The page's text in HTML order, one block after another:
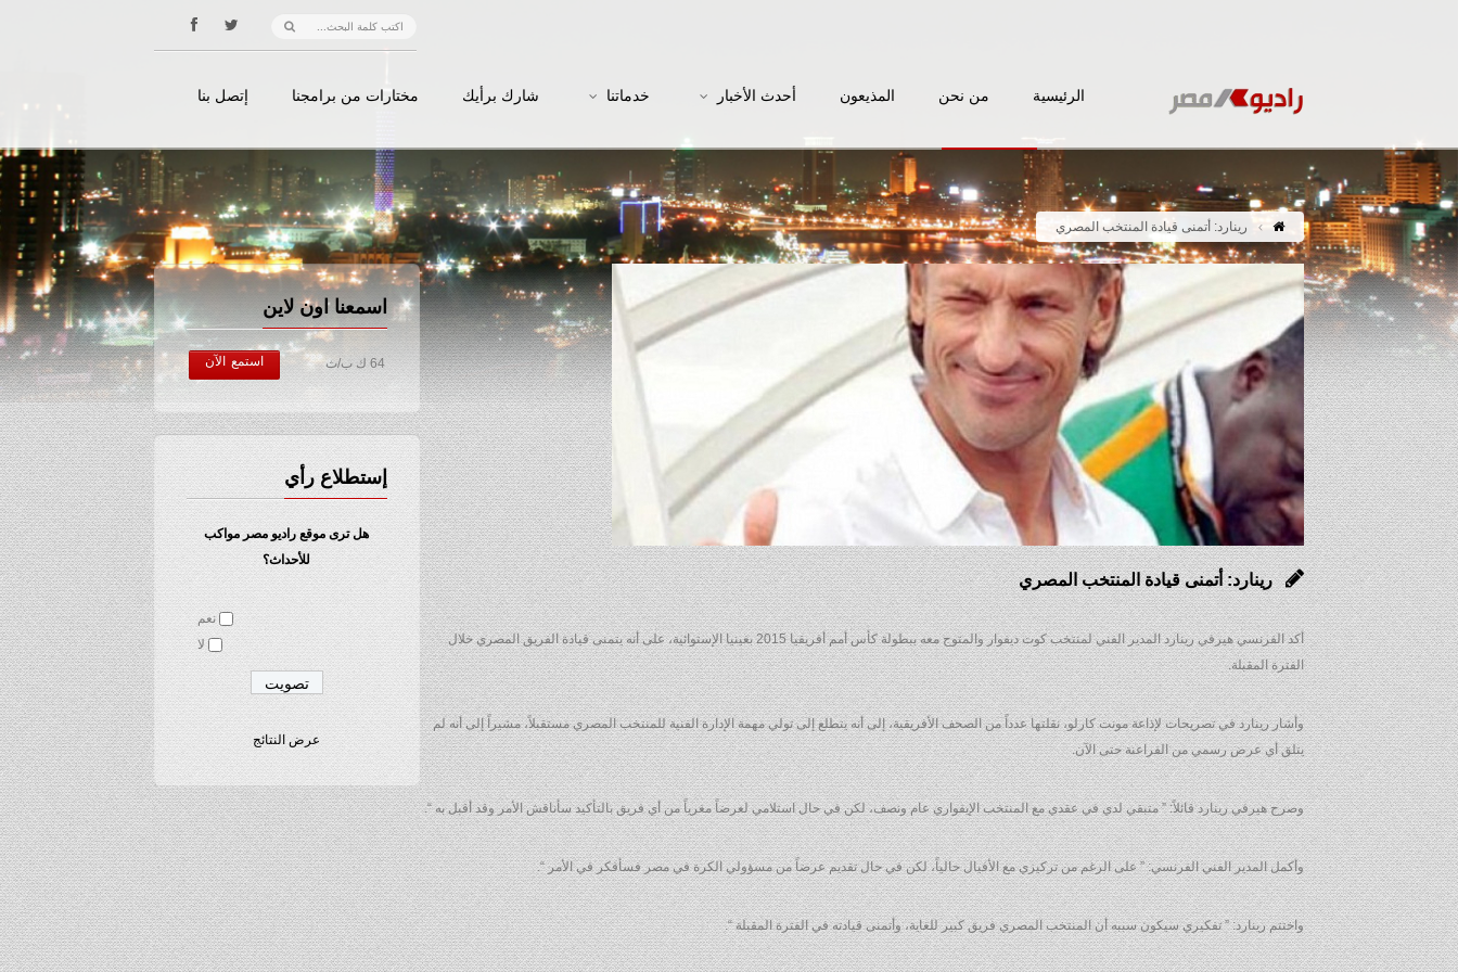
الرئيسية من نحن المذيعون أحدث الأخبار خدماتنا شارك برأيك مختارات من برامجنا إتصل بنا
رينارد: أتمنى قيادة المنتخب المصري
اسمعنا اون لاين
64 ك ب/ث استمع الآن
إستطلاع رأي
هل ترى موقع راديو مصر مواكب
للأحداث؟
نعم
لا
عرض النتائج
رينارد: أتمنى قيادة المنتخب المصري
أكد الفرنسي هيرفي رينارد المدير الفني لمنتخب كوت ديفوار والمتوج معه ببطولة كأس أمم أفريقيا 2015 بغينيا الإستوائية، على أنه يتمنى قيادة الفريق المصري خلال
الفترة المقبلة.
وأشار رينارد في تصريحات لإذاعة مونت كارلو، نقلتها عدداً من الصحف الأفريقية، إلى أنه يتطلع إلى تولي مهمة الإدارة الفنية للمنتخب المصري مستقبلاً، مشيراً إلى أنه لم
يتلق أي عرض رسمي من الفراعنة حتى الآن.
وصرح هيرفي رينارد قائلاً: ” متبقي لدي في عقدي مع المنتخب الإيفواري عام ونصف، لكن في حال استلامي لعرضاً مغرياً من أي فريق بالتأكيد سأناقش الأمر وقد أقبل به “.
وأكمل المدير الفني الفرنسي: ” على الرغم من تركيزي مع الأفيال حالياً، لكن في حال تقديم عرضاً من مسؤولي الكرة في مصر فسأفكر في الأمر “.
واختتم رينارد: ” تفكيري سيكون سببه أن المنتخب المصري فريق كبير للغاية، وأتمنى قيادته في الفترة المقبلة “.